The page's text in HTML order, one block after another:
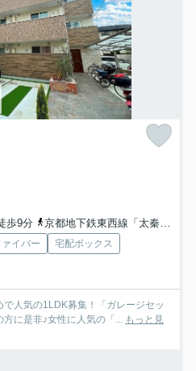
歩9分
京都地下鉄東西線「太秦天神川」駅 徒歩21分
イバー
宅配ボックス
で人気の1LDK募集！「ガレージセッ
方に是非♪女性に人気の「... もっと見